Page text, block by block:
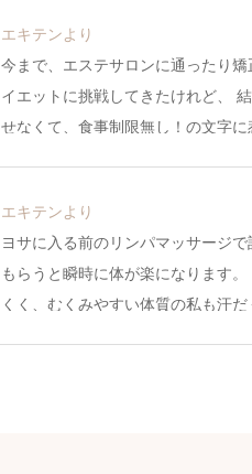
エキテンより
今まで、エステサロンに通ったり
イエットに挑戦してきたけれど、
せなくて、食事制限無し！の文字
エキテンより
ヨサに入る前のリンパマッサージ
もらうと瞬時に体が楽になります
くく、むくみやすい体質の私も汗